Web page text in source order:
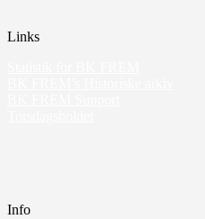
Links
Info